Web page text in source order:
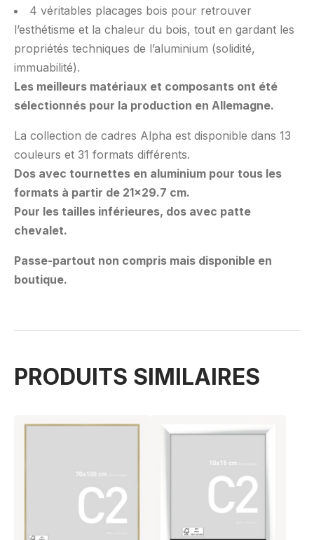
4 véritables placages bois pour retrouver
l’esthétisme et la chaleur du bois, tout en gardant les
propriétés techniques de l’aluminium (solidité,
immuabilité).
Les meilleurs matériaux et composants ont été
sélectionnés pour la production en Allemagne.
La collection de cadres Alpha est disponible dans 13
couleurs et 31 formats différents.
Dos avec tournettes en aluminium pour tous les
formats à partir de 21×29.7 cm.
Pour les tailles inférieures, dos avec patte
chevalet.
Passe-partout non compris mais disponible en
boutique.
PRODUITS SIMILAIRES